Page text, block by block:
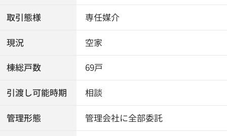
取引態様 専任媒介
現況 空家
棟総戸数 69戸
引渡し可能時期 相談
管理形態 管理会社に全部委託